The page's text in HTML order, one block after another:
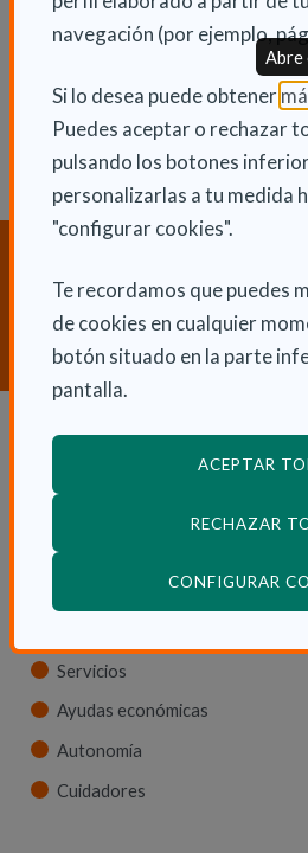
navegación (por ejemplo,
Si lo desea puede obtener
Puedes aceptar o rechazar
pulsando los botones
personalizarlas a tu medida
"configurar cookies".
Te recordamos que puedes
de cookies en cualquier
botón situado en la parte
pantalla.
ACEPTAR
RECHAZAR
CONFIGURAR
Abre
Lun 8 Mayo 2017
Actualidad
Dependencia y
CONTACTA CON NOSOTROS
Dependencia y
Dependencia en las CCAA
Servicios
Ayudas económicas
Autonomía
Cuidadores